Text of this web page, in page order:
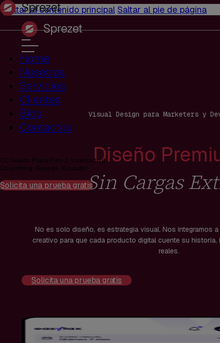
Saltar al contenido principal Saltar al pie de página
Visual Design para Marketers y
Diseño
Sin Cargas
No es solo diseño, es estrategia visual. Nos integramos
creativo para que cada producto digital cuente su
reales.
Solicita una prueba gratis
Home
Nosotros
Servicios
Clientes
Blog
Contactos
CC Avalon Plaza Piso 2, Invernadero
Coworking, Guayas /Ecuador
Solicita una prueba gratis